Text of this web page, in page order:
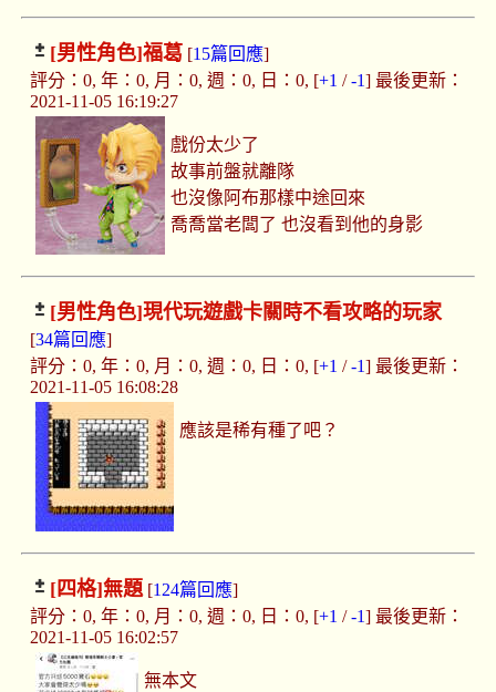
[男性角色]福葛 [15篇回應]
評分：0, 年：0, 月：0, 週：0, 日：0, [+1 /-1] 最後更新：
2021-11-05 16:19:27
戲份太少了
故事前盤就離隊
也沒像阿布那樣中途回來
喬喬當老闆了 也沒看到他的身影
[男性角色]現代玩遊戲卡關時不看攻略的玩家
[34篇回應]
評分：0, 年：0, 月：0, 週：0, 日：0, [+1 /-1] 最後更新：
2021-11-05 16:08:28
應該是稀有種了吧？
[四格]無題[124篇回應]
評分：0, 年：0, 月：0, 週：0, 日：0, [+1 /-1] 最後更新：
2021-11-05 16:02:57
無本文